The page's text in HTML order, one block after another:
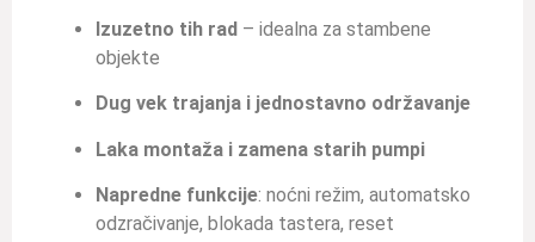
Izuzetno tih rad – idealna za stambene
objekte
Dug vek trajanja i jednostavno održavanje
Laka montaža i zamena starih pumpi
Napredne funkcije: noćni režim, automatsko
odzračivanje, blokada tastera, reset